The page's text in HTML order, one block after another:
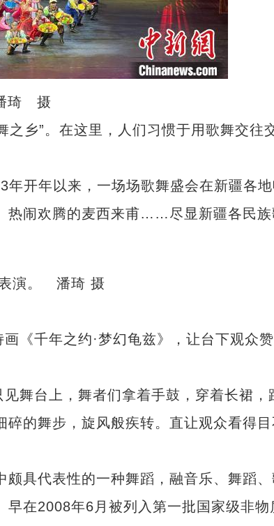
琦 摄
乡”。在这里，人们习惯于用歌舞交往
年以来，一场场歌舞盛会在新疆各地
热闹欢腾的麦西来甫……尽显新疆各民族
表演。 潘琦 摄
《千年之约·梦幻龟兹》，让台下观众
舞台上，舞者们拿着手鼓，穿着长裙，
的舞步，旋风般疾转。直让观众看得目
具代表性的一种舞蹈，融音乐、舞蹈、
在2008年6月被列入第一批国家级非物